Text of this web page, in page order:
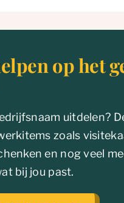
op het
uitdelen?
zoals
en nog veel
bij jou past.